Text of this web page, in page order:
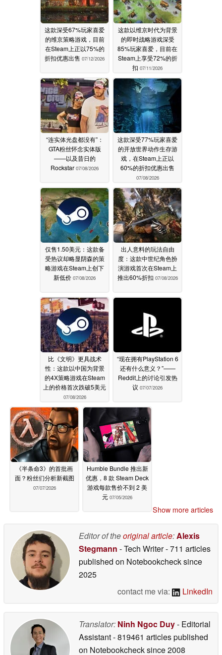
这款深受67%玩家喜爱
的维京策略游戏，目前
在Steam上正以75%的
折扣优惠出售 07/12/2026
这款以维京时代为背景
的即时战略游戏深受
85%玩家喜爱，目前在
Steam上享受72%的折
扣 07/11/2026
“连实体光盘都没有”：
GTA粉丝怀念实体版
——以及昔日的
Rockstar 07/08/2026
这款深受77%玩家喜爱
的开放世界动作生存游
戏，在Steam上正以
60%的折扣优惠出售
07/08/2026
仅售1.50美元：这款备
受热议却略显阴森的策
略游戏在Steam上创下
新低价 07/08/2026
出人意料的玩法自由
度：这款中世纪角色扮
演游戏首次在Steam上
推出60%折扣 07/08/2026
比《文明》更具战术
性：这款以中国为背景
的4X策略游戏在Steam
上的价格首次跌破5美元
07/08/2026
“现在拥有PlayStation 6
还有什么意义？”——
Reddit上的讨论引发热
议 07/07/2026
《半条命3》的首批画
面？粉丝们分析新截图
07/07/2026
Humble Bundle 推出新
优惠，8 款 Steam Deck
游戏每款售价不到 2 美
元 07/05/2026
Show more articles
Editor of theoriginal article:Alexis
Stegmann - Tech Writer- 711 articles
published on Notebookchecksince
2025
contact me via:
LinkedIn
Translator: Ninh Ngoc Duy- Editorial
Assistant- 819461 articles published
on Notebookchecksince 2008